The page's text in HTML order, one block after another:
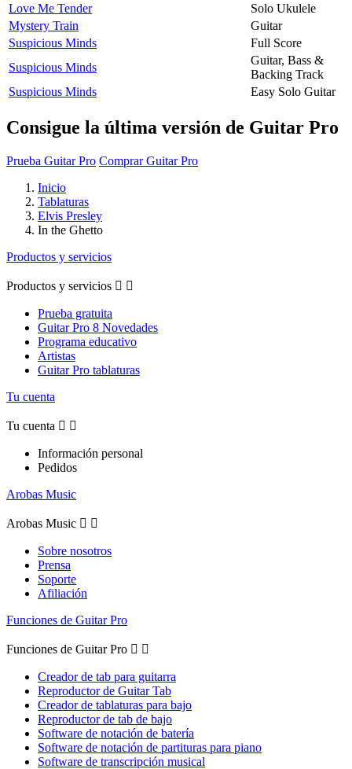
Love Me Tender
Solo Ukulele
Mystery Train
Guitar
Suspicious Minds
Full Score
Suspicious Minds
Guitar, Bass &
Backing Track
Suspicious Minds
Easy Solo Guitar
Consigue la última versión de Guitar Pro
Prueba Guitar Pro Comprar Guitar Pro
Inicio
Tablaturas
Elvis Presley
In the Ghetto
Productos y servicios
Productos y servicios  
Prueba gratuita
Guitar Pro 8 Novedades
Programa educativo
Artistas
Guitar Pro tablaturas
Tu cuenta
Tu cuenta  
Información personal
Pedidos
Arobas Music
Arobas Music  
Sobre nosotros
Prensa
Soporte
Afiliación
Funciones de Guitar Pro
Funciones de Guitar Pro  
Creador de tab para guitarra
Reproductor de Guitar Tab
Creador de tablaturas para bajo
Reproductor de tab de bajo
Software de notación de batería
Software de notación de partituras para piano
Software de transcripción musical